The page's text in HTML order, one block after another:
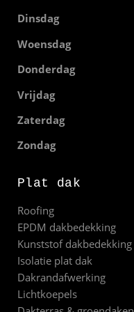
Dinsdag
Woensdag
Donderdag
Vrijdag
Zaterdag
Zondag
Plat dak
Roofing
EPDM dakbedekking
Kunststof dakbedekking
Isolatie plat dak
Dakrandafwerking
Lichtkoepels